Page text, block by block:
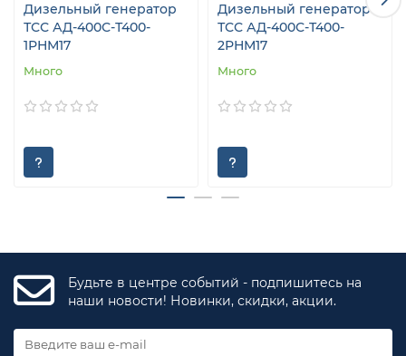
Дизельный генератор
ТСС АД-400С-Т400-
1РНМ17
Много
Дизельный генератор
ТСС АД-400С-Т400-
2РНМ17
Много
Будьте в центре событий - подпишитесь на
наши новости! Новинки, скидки, акции.